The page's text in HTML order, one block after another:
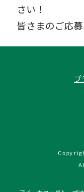
さい！
皆さまのご応
プ